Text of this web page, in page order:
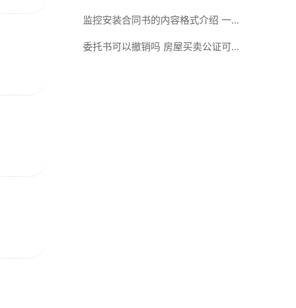
承包合同内容介绍
监控安装合同书的内容格式介绍 一
般包括这些条款
委托书可以撤销吗 房屋买卖公证可